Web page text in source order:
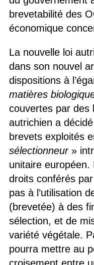
brevetabilité des
économique
La nouvelle loi
dans son nouvel
dispositions à
matières
couvertes par des
autrichien a
brevets exploités
sélectionneur»
unitaire européen.
droits conférés
pas à l’utilisation
(brevetée) à des
sélection, et de
variété végétale.
pourra mettre au
croisement entre